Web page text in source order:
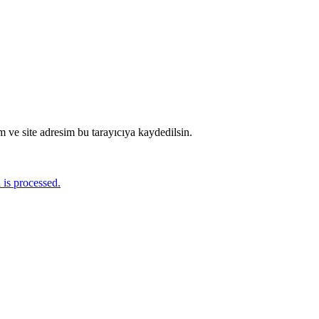
ve site adresim bu tarayıcıya kaydedilsin.
processed.